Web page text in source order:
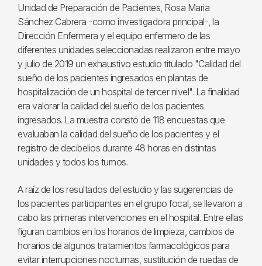
Unidad de Preparación de Pacientes, Rosa Maria
Sánchez Cabrera -como investigadora principal-, la
Dirección Enfermera y el equipo enfermero de las
diferentes unidades seleccionadas realizaron entre mayo
y julio de 2019 un exhaustivo estudio titulado "Calidad del
sueño de los pacientes ingresados en plantas de
hospitalización de un hospital de tercer nivel". La finalidad
era valorar la calidad del sueño de los pacientes
ingresados. La muestra constó de 118 encuestas que
evaluaban la calidad del sueño de los pacientes y el
registro de decibelios durante 48 horas en distintas
unidades y todos los turnos.
A raíz de los resultados del estudio y las sugerencias de
los pacientes participantes en el grupo focal, se llevaron a
cabo las primeras intervenciones en el hospital. Entre ellas
figuran cambios en los horarios de limpieza, cambios de
horarios de algunos tratamientos farmacológicos para
evitar interrupciones nocturnas, sustitución de ruedas de